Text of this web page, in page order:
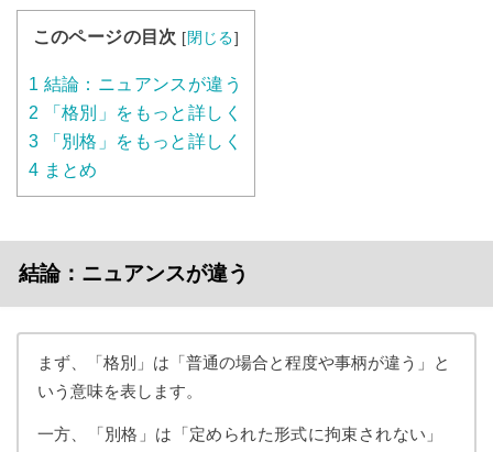
このページの目次 [閉じる]
1 結論：ニュアンスが違う
2 「格別」をもっと詳しく
3 「別格」をもっと詳しく
4 まとめ
結論：ニュアンスが違う
まず、「格別」は「普通の場合と程度や事柄が違う」と
いう意味を表します。
一方、「別格」は「定められた形式に拘束されない」